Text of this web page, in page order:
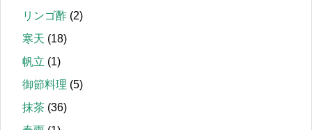
リンゴ酢 (2)
寒天 (18)
帆立 (1)
御節料理 (5)
抹茶 (36)